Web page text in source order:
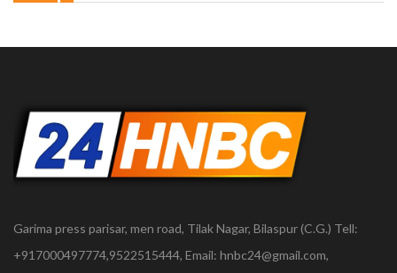
Garima press parisar, men road, Tilak Nagar, Bilaspur (C.G.) Tell:
+917000497774,9522515444, Email: hnbc24@gmail.com,